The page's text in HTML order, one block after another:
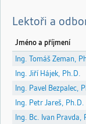
Lektoři a
Jméno a příjmení
Ing. Tomáš Zeman,
Ing. Jiří Hájek, Ph.D.
Ing. Pavel Bezpalec,
Ing. Petr Jareš, Ph.D.
Ing. Bc. Ivan Pravda,